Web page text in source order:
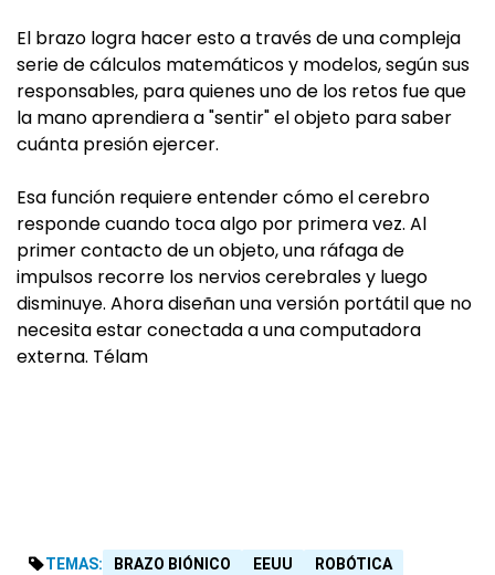
El brazo logra hacer esto a través de una compleja
serie de cálculos matemáticos y modelos, según sus
responsables, para quienes uno de los retos fue que
la mano aprendiera a "sentir" el objeto para saber
cuánta presión ejercer.
Esa función requiere entender cómo el cerebro
responde cuando toca algo por primera vez. Al
primer contacto de un objeto, una ráfaga de
impulsos recorre los nervios cerebrales y luego
disminuye. Ahora diseñan una versión portátil que no
necesita estar conectada a una computadora
externa. Télam
TEMAS: BRAZO BIÓNICO EEUU ROBÓTICA